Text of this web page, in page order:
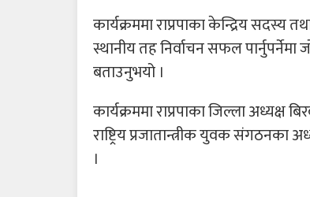
कार्यक्रममा राप्रपाका केन्द्रिय सदस्य
स्थानीय तह निर्वाचन सफल पार्नुपर्नेमा
बताउनुभयो ।
कार्यक्रममा राप्रपाका जिल्ला अध्यक्ष
राष्ट्रिय प्रजातान्त्रीक युवक संगठनका
।